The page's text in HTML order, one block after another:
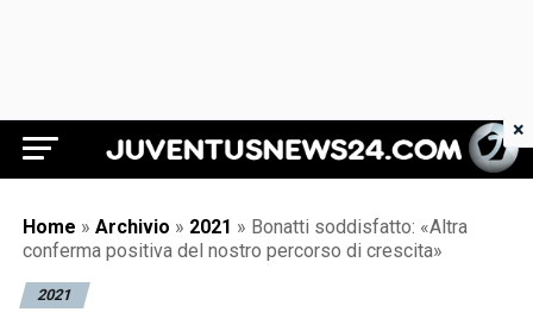
Juventus News 24
Home » Archivio » 2021 » Bonatti soddisfatto: «Altra
conferma positiva del nostro percorso di crescita»
2021
×